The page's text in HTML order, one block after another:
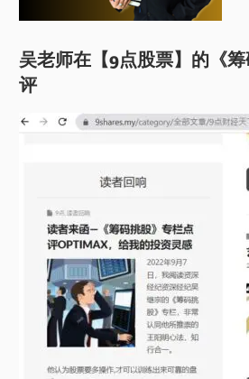
吴老师在【9点股票】的《
评